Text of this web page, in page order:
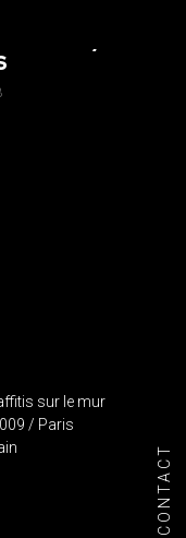
CONTACT
sur le mur
/ Paris